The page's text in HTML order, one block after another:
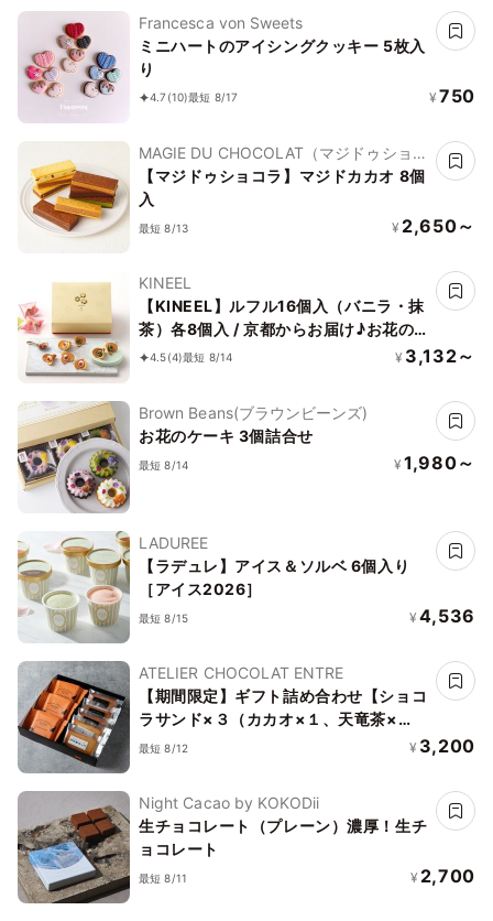
Francesca von Sweets
ミニハートのアイシングクッキー 5枚入
り
4.7 (10)最短 8/17 ¥ 750
MAGIE DU CHOCOLAT（マジドゥショコ
ラ）
【マジドゥショコラ】マジドカカオ 8個
入
最短 8/13 ¥ 2,650～
KINEEL
【KINEEL】ルフル16個入（バニラ・抹
茶）各8個入 / 京都からお届け♪お花の
形のかわいいラングドシャスイーツ（焼
4.5(4)最短 8/14 ¥ 3,132～
Brown Beans(ブラウンビーンズ)
お花のケーキ 3個詰合せ
最短 8/14 ¥ 1,980～
LADUREE
【ラデュレ】アイス＆ソルベ 6個入り
［アイス2026］
最短 8/15 ¥ 4,536
ATELIER CHOCOLAT ENTRE
【期間限定】ギフト詰め合わせ【ショコ
ラサンド×３（カカオ×１、天竜茶×
１、浜松レモン×１）＆フィナンシェ×
最短 8/12 ¥ 3,200
Night Cacao by KOKODii
生チョコレート（プレーン）濃厚！生チ
ョコレート
最短 8/11 ¥ 2,700